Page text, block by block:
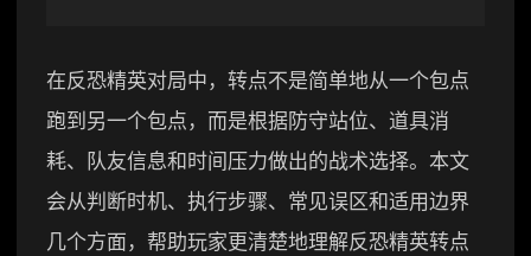
在反恐精英对局中，转点不是简单地从一个包点
跑到另一个包点，而是根据防守站位、道具消
耗、队友信息和时间压力做出的战术选择。本文
会从判断时机、执行步骤、常见误区和适用边界
几个方面，帮助玩家更清楚地理解反恐精英转点